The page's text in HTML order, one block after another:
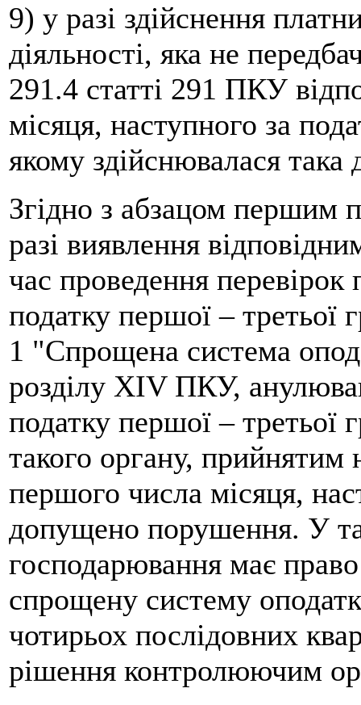
9) у разі здійснення
діяльності, яка не
291.4 статті 291 ПКУ
місяця, наступного за
якому здійснювалася така
Згідно з абзацом першим
разі виявлення
час проведення
податку першої – третьої
1 "Спрощена система
розділу XIV ПКУ,
податку першої – третьої
такого органу, прийнятим
першого числа місяця,
допущено порушення. У
господарювання має
спрощену систему
чотирьох послідовних
рішення контролюючим